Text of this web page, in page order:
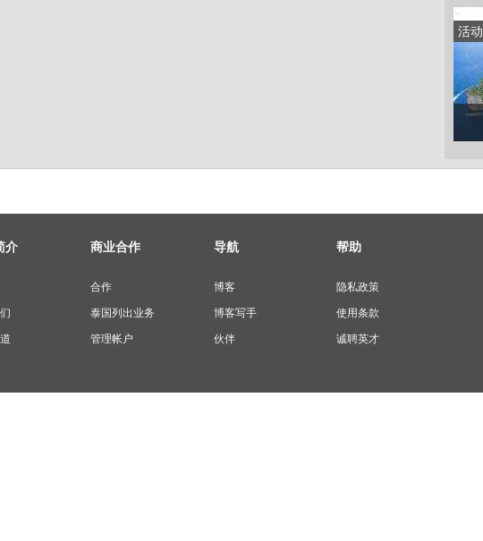
活动
介 商业合作
合作
泰国列出业务
管理帐户
导航
博客
博客写手
伙伴
帮助
隐私政策
使用条款
诚聘英才